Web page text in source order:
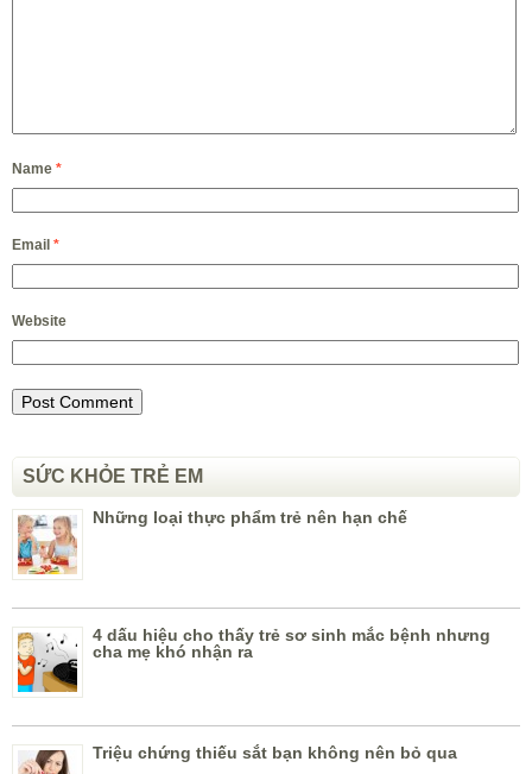
Name *
Email *
Website
SỨC KHỎE TRẺ EM
Những loại thực phẩm trẻ nên hạn chế
4 dấu hiệu cho thấy trẻ sơ sinh mắc bệnh nhưng
cha mẹ khó nhận ra
Triệu chứng thiếu sắt bạn không nên bỏ qua